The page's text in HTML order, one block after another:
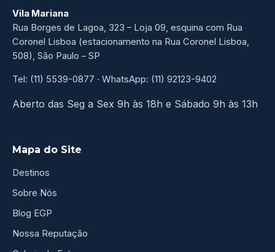
Vila Mariana
Rua Borges de Lagoa, 323 – Loja 09, esquina com Rua
Coronel Lisboa (estacionamento na Rua Coronel Lisboa,
508), São Paulo – SP
Tel: (11) 5539-0877 · WhatsApp: (11) 92123-9402
Aberto das Seg a Sex 9h às 18h e Sábado 9h às 13h
Mapa do Site
Destinos
Sobre Nós
Blog EGP
Nossa Reputação